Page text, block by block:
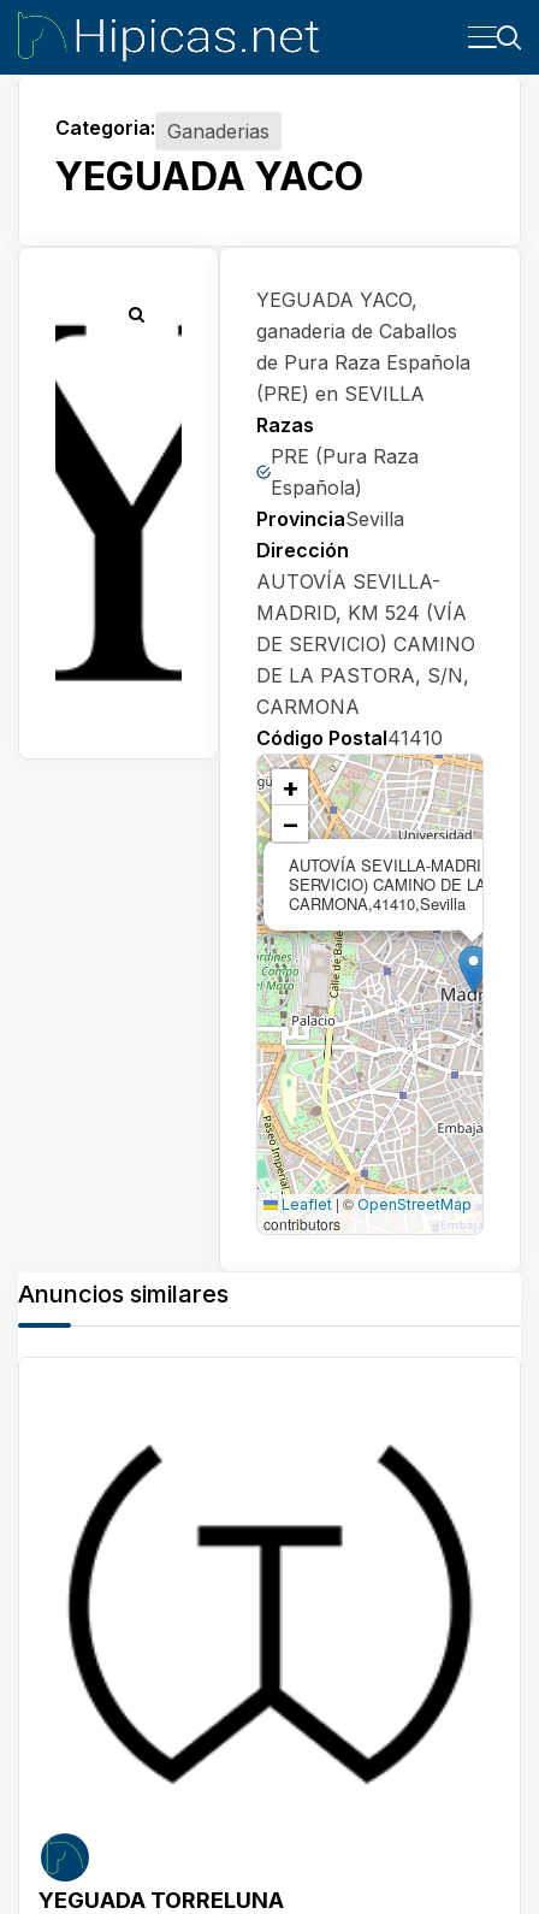
Categoria: Ganaderias
YEGUADA YACO
YEGUADA YACO,
ganaderia de Caballos
de Pura Raza Española
(PRE) en SEVILLA
Razas
PRE (Pura Raza
Española)
ProvinciaSevilla
Dirección
AUTOVÍA SEVILLA-
MADRID, KM 524 (VÍA
DE SERVICIO) CAMINO
DE LA PASTORA, S/N,
CARMONA
Código Postal41410
AUTOVÍA SEVILLA-MADRID, KM
SERVICIO) CAMINO DE LA
CARMONA,41410,Sevilla
+
−
Leaflet |©OpenStreetMap
contributors
Anuncios similares
YEGUADA TORRELUNA